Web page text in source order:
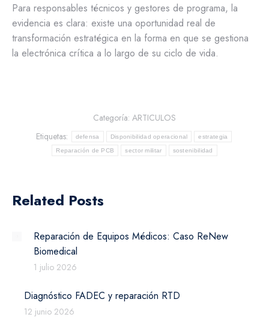
Para responsables técnicos y gestores de programa, la
evidencia es clara: existe una oportunidad real de
transformación estratégica en la forma en que se gestiona
la electrónica crítica a lo largo de su ciclo de vida.
Categoría: ARTICULOS
Etiquetas:
defensa Disponibilidad operacional estrategia
Reparación de PCB sector militar sostenibilidad
Related Posts
Reparación de Equipos Médicos: Caso ReNew
Biomedical
1 julio 2026
Diagnóstico FADEC y reparación RTD
12 junio 2026